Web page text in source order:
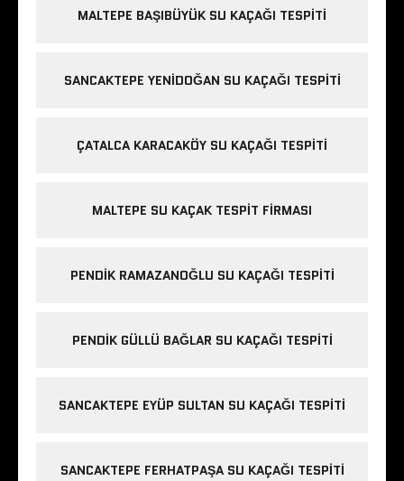
MALTEPE BAŞIBÜYÜK SU KAÇAĞI TESPITI
SANCAKTEPE YENIDOĞAN SU KAÇAĞI TESPITI
ÇATALCA KARACAKÖY SU KAÇAĞI TESPITI
MALTEPE SU KAÇAK TESPIT FIRMASI
PENDIK RAMAZANOĞLU SU KAÇAĞI TESPITI
PENDIK GÜLLÜ BAĞLAR SU KAÇAĞI TESPITI
SANCAKTEPE EYÜP SULTAN SU KAÇAĞI TESPITI
SANCAKTEPE FERHATPAŞA SU KAÇAĞI TESPITI